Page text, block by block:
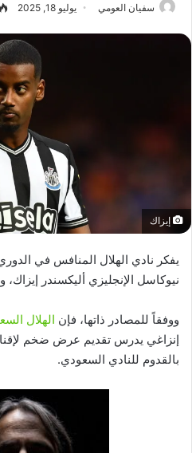
سفيان العومي يوليو 18, 2025
إيزاك
يفكر نادي الهلال المنافس في
نيوكاسل الإنجليزي أليكسندر إيزاك،
ووفقاً للمصادر ذاتها، فإن الهلال
إنزاغي يدرس تقديم عرض ضخم
بالقدوم للنادي السعودي.